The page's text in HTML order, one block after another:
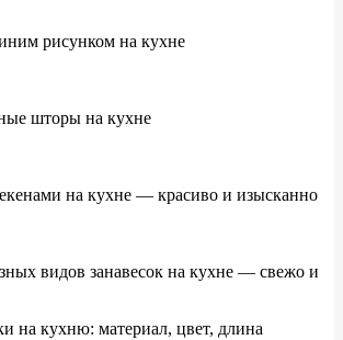
рисунком на кухне
шторы на кухне
на кухне — красиво и изысканно
видов занавесок на кухне — свежо и
на кухню: материал, цвет, длина